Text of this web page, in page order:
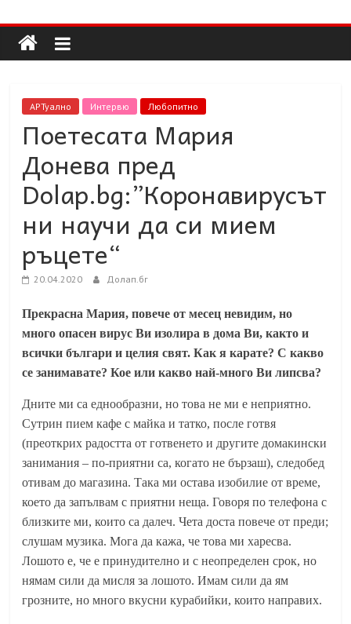
to
content
Долап
БГ
култура|
пътешествия|
мода|
събития|
кухня|
минало|
АРТуално Интервю Любопитно
Поетесата Мария
Донева пред
Dolap.bg:”Коронавирусът
ни научи да си мием
ръцете“
20.04.2020 Долап.бг
Прекрасна Мария, повече от месец невидим, но
много опасен вирус Ви изолира в дома Ви, както и
всички българи и целия свят. Как я карате? С какво
се занимавате? Кое или какво най-много Ви липсва?
Дните ми са еднообразни, но това не ми е неприятно.
Сутрин пием кафе с майка и татко, после готвя
(преоткрих радостта от готвенето и другите домакински
занимания – по-приятни са, когато не бързаш), следобед
отивам до магазина. Така ми остава изобилие от време,
което да запълвам с приятни неща. Говоря по телефона с
близките ми, които са далеч. Чета доста повече от преди;
слушам музика. Мога да кажа, че това ми харесва.
Лошото е, че е принудително и с неопределен срок, но
нямам сили да мисля за лошото. Имам сили да ям
грозните, но много вкусни курабийки, които направих.